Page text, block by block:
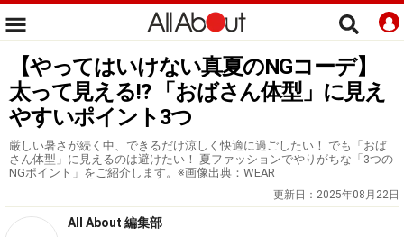
【やってはいけない真夏のNGコーデ】
太って見える!? 「おばさん体型」に見え
やすいポイント3つ
厳しい暑さが続く中、できるだけ涼しく快適に過ごしたい！ でも「おば
さん体型」に見えるのは避けたい！ 夏ファッションでやりがちな「3つの
NGポイント」をご紹介します。※画像出典：WEAR
更新日： 2025年08月22日
All About 編集部